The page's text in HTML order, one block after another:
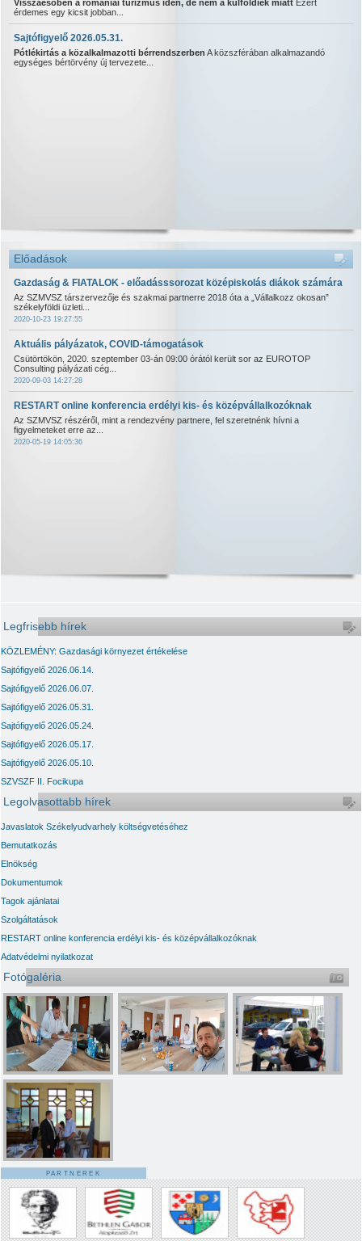
Visszaesőben a romániai turizmus idén, de nem a külföldiek miatt Ezért
érdemes egy kicsit jobban...
Sajtófigyelő 2026.05.31.
Pótlékirtás a közalkalmazotti bérrendszerben A közszférában alkalmazandó
egységes bértörvény új tervezete...
Előadások
Gazdaság & FIATALOK - előadásssorozat középiskolás diákok számára
Az SZMVSZ társzervezője és szakmai partnerre 2018 óta a „Vállalkozz okosan”
székelyföldi üzleti...
2020-10-23 19:27:55
Aktuális pályázatok, COVID-támogatások
Csütörtökön, 2020. szeptember 03-án 09:00 órától került sor az EUROTOP
Consulting pályázati cég...
2020-09-03 14:27:28
RESTART online konferencia erdélyi kis- és középvállalkozóknak
Az SZMVSZ részéről, mint a rendezvény partnere, fel szeretnénk hívni a
figyelmeteket erre az...
2020-05-19 14:05:36
Legfrisebb hírek
KÖZLEMÉNY: Gazdasági környezet értékelése
Sajtófigyelő 2026.06.14.
Sajtófigyelő 2026.06.07.
Sajtófigyelő 2026.05.31.
Sajtófigyelő 2026.05.24.
Sajtófigyelő 2026.05.17.
Sajtófigyelő 2026.05.10.
SZVSZF II. Focikupa
Legolvasottabb hírek
Javaslatok Székelyudvarhely költségvetéséhez
Bemutatkozás
Elnökség
Dokumentumok
Tagok ajánlatai
Szolgáltatások
RESTART online konferencia erdélyi kis- és középvállalkozóknak
Adatvédelmi nyilatkozat
Fotógaléria
PARTNEREK